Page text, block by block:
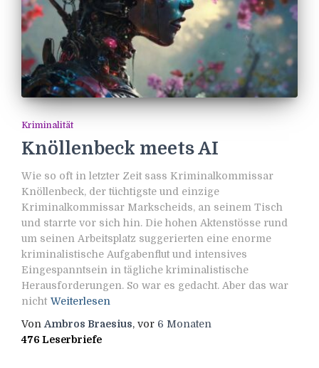
Kriminalität
Knöllenbeck meets AI
Wie so oft in letzter Zeit sass Kriminalkommissar
Knöllenbeck, der tüchtigste und einzige
Kriminalkommissar Markscheids, an seinem Tisch
und starrte vor sich hin. Die hohen Aktenstösse rund
um seinen Arbeitsplatz suggerierten eine enorme
kriminalistische Aufgabenflut und intensives
Eingespanntsein in tägliche kriminalistische
Herausforderungen. So war es gedacht. Aber das war
nicht Weiterlesen
Von Ambros Braesius, vor 6 Monaten
476 Leserbriefe